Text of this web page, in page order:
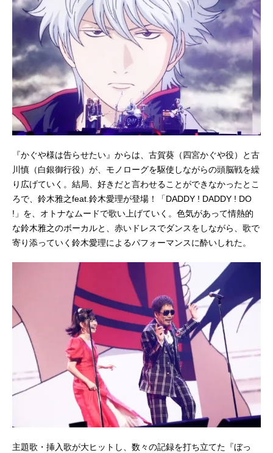
『かぐや様は告らせたい』からは、古賀葵（四宮かぐや役）と古
川慎（白銀御行役）が、モノローグを駆使しながらの頭脳戦を繰
り広げていく。結局、好きだと言わせることができなかったとこ
ろで、鈴木雅之feat.鈴木愛理が登場！「DADDY ! DADDY ! DO
!」を、オトナなムードで歌い上げていく。色気があって情熱的
な鈴木雅之のボーカルと、赤いドレスでダンスをしながら、歌で
寄り添っていく鈴木愛理によるパフォーマンスに酔いしれた。
主題歌・挿入歌が大ヒットし、数々の記録を打ち立てた『ぼっ